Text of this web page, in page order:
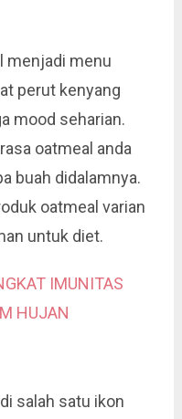
menjadi menu
perut kenyang
mood seharian.
oatmeal anda
buah didalamnya.
oatmeal varian
untuk diet.
IMUNITAS
HUJAN
salah satu ikon